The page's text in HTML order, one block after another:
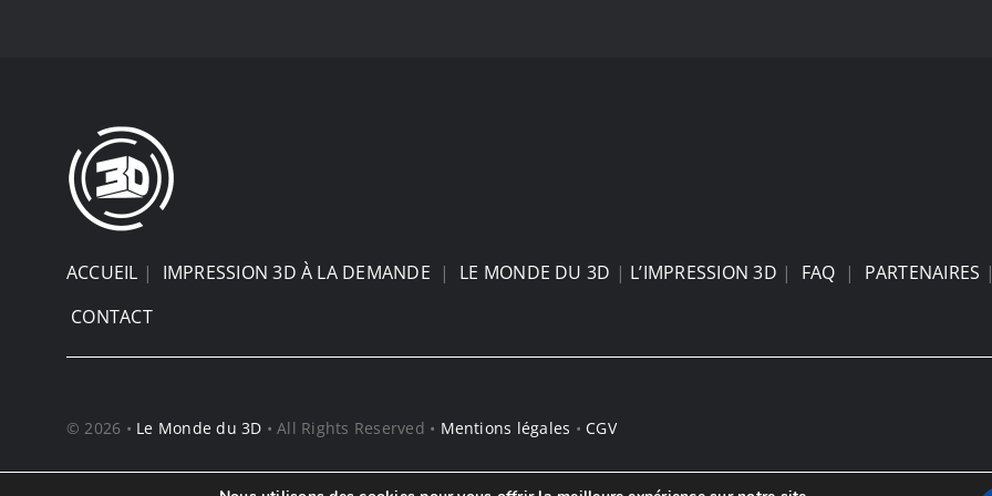
ACCUEIL | IMPRESSION 3D À LA DEMANDE | LE MONDE DU 3D | L’IMPRESSION 3D | FAQ | PARTENAIRES
CONTACT
© 2026 • Le Monde du 3D • All Rights Reserved • Mentions légales • CGV